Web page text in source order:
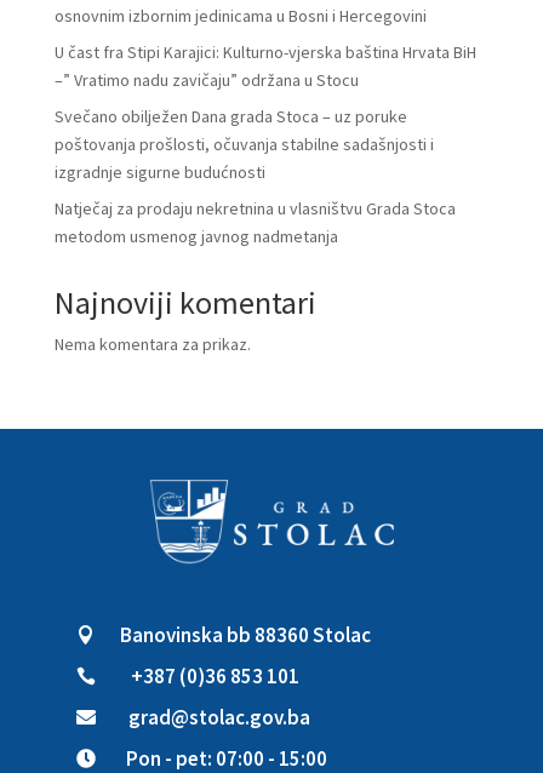
osnovnim izbornim jedinicama u Bosni i Hercegovini
U čast fra Stipi Karajici: Kulturno-vjerska baština Hrvata BiH
–” Vratimo nadu zavičaju” održana u Stocu
Svečano obilježen Dana grada Stoca – uz poruke
poštovanja prošlosti, očuvanja stabilne sadašnjosti i
izgradnje sigurne budućnosti
Natječaj za prodaju nekretnina u vlasništvu Grada Stoca
metodom usmenog javnog nadmetanja
Najnoviji komentari
Nema komentara za prikaz.
 Banovinska bb 88360 Stolac
 +387 (0)36 853 101
 grad@stolac.gov.ba
 Pon - pet: 07:00 - 15:00